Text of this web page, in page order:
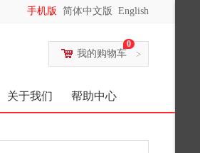
手机版 简体中文版 English
>
0
我的购物车
关于我们 帮助中心